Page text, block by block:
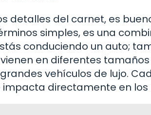
detalles del carnet, es
simples, es una
conduciendo un auto;
en diferentes
vehículos de lujo.
impacta directamente en